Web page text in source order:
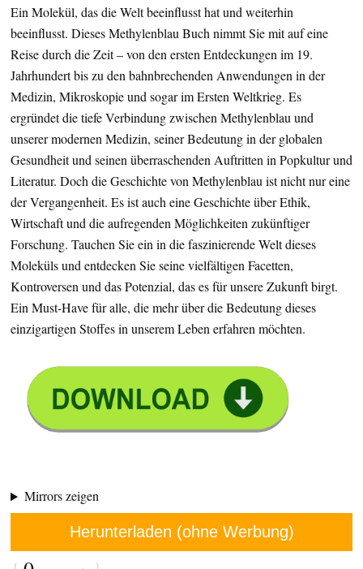
Ein Molekül, das die Welt beeinflusst hat und weiterhin
beeinflusst. Dieses Methylenblau Buch nimmt Sie mit auf eine
Reise durch die Zeit – von den ersten Entdeckungen im 19.
Jahrhundert bis zu den bahnbrechenden Anwendungen in der
Medizin, Mikroskopie und sogar im Ersten Weltkrieg. Es
ergründet die tiefe Verbindung zwischen Methylenblau und
unserer modernen Medizin, seiner Bedeutung in der globalen
Gesundheit und seinen überraschenden Auftritten in Popkultur und
Literatur. Doch die Geschichte von Methylenblau ist nicht nur eine
der Vergangenheit. Es ist auch eine Geschichte über Ethik,
Wirtschaft und die aufregenden Möglichkeiten zukünftiger
Forschung. Tauchen Sie ein in die faszinierende Welt dieses
Moleküls und entdecken Sie seine vielfältigen Facetten,
Kontroversen und das Potenzial, das es für unsere Zukunft birgt.
Ein Must-Have für alle, die mehr über die Bedeutung dieses
einzigartigen Stoffes in unserem Leben erfahren möchten.
Mirrors zeigen
Herunterladen (ohne Werbung)